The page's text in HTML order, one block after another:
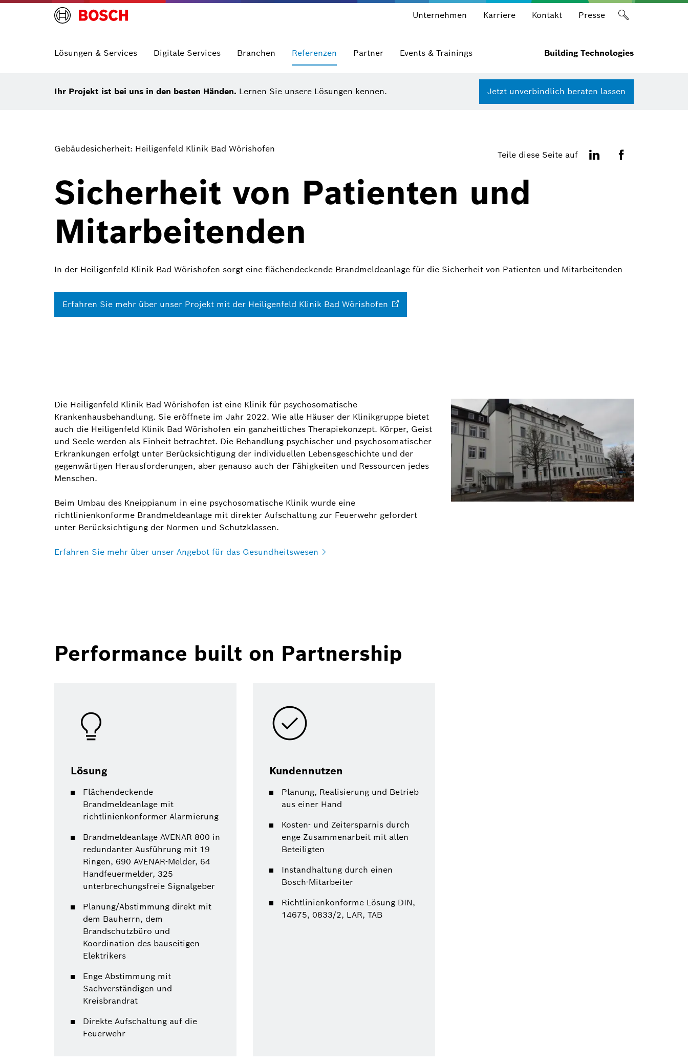
Unternehmen Karriere Kontakt Presse
Lösungen & Services Digitale Services Branchen Referenzen Partner Events & Trainings Building Technologies
Ihr Projekt ist bei uns in den besten Händen. Lernen Sie unsere Lösungen kennen. Jetzt unverbindlich beraten lassen
Gebäudesicherheit: Heiligenfeld Klinik Bad Wörishofen
Teile diese Seite auf
Sicherheit von Patienten und
Mitarbeitenden
In der Heiligenfeld Klinik Bad Wörishofen sorgt eine flächendeckende Brandmeldeanlage für die Sicherheit von Patienten und Mitarbeitenden
Erfahren Sie mehr über unser Projekt mit der Heiligenfeld Klinik Bad Wörishofen
Die Heiligenfeld Klinik Bad Wörishofen ist eine Klinik für psychosomatische
Krankenhausbehandlung. Sie eröffnete im Jahr 2022. Wie alle Häuser der Klinikgruppe bietet
auch die Heiligenfeld Klinik Bad Wörishofen ein ganzheitliches Therapiekonzept. Körper, Geist
und Seele werden als Einheit betrachtet. Die Behandlung psychischer und psychosomatischer
Erkrankungen erfolgt unter Berücksichtigung der individuellen Lebensgeschichte und der
gegenwärtigen Herausforderungen, aber genauso auch der Fähigkeiten und Ressourcen jedes
Menschen.
Beim Umbau des Kneippianum in eine psychosomatische Klinik wurde eine
richtlinienkonforme Brandmeldeanlage mit direkter Aufschaltung zur Feuerwehr gefordert
unter Berücksichtigung der Normen und Schutzklassen.
Erfahren Sie mehr über unser Angebot für das Gesundheitswesen
Performance built on Partnership
Lösung
Flächendeckende
Brandmeldeanlage mit
richtlinienkonformer Alarmierung
Brandmeldeanlage AVENAR 800 in
redundanter Ausführung mit 19
Ringen, 690 AVENAR-Melder, 64
Handfeuermelder, 325
unterbrechungsfreie Signalgeber
Planung/Abstimmung direkt mit
dem Bauherrn, dem
Brandschutzbüro und
Koordination des bauseitigen
Elektrikers
Enge Abstimmung mit
Sachverständigen und
Kreisbrandrat
Direkte Aufschaltung auf die
Feuerwehr
Kundennutzen
Planung, Realisierung und Betrieb
aus einer Hand
Kosten- und Zeitersparnis durch
enge Zusammenarbeit mit allen
Beteiligten
Instandhaltung durch einen
Bosch-Mitarbeiter
Richtlinienkonforme Lösung DIN,
14675, 0833/2, LAR, TAB